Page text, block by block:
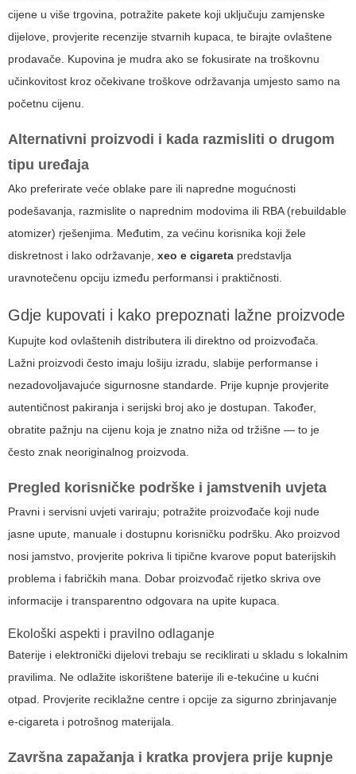
cijene u više trgovina, potražite pakete koji uključuju zamjenske
dijelove, provjerite recenzije stvarnih kupaca, te birajte ovlaštene
prodavače. Kupovina je mudra ako se fokusirate na troškovnu
učinkovitost kroz očekivane troškove održavanja umjesto samo na
početnu cijenu.
Alternativni proizvodi i kada razmisliti o drugom
tipu uređaja
Ako preferirate veće oblake pare ili napredne mogućnosti
podešavanja, razmislite o naprednim modovima ili RBA (rebuildable
atomizer) rješenjima. Međutim, za većinu korisnika koji žele
diskretnost i lako održavanje, xeo e cigareta predstavlja
uravnotečenu opciju između performansi i praktičnosti.
Gdje kupovati i kako prepoznati lažne proizvode
Kupujte kod ovlaštenih distributera ili direktno od proizvođača.
Lažni proizvodi često imaju lošiju izradu, slabije performanse i
nezadovoljavajuće sigurnosne standarde. Prije kupnje provjerite
autentičnost pakiranja i serijski broj ako je dostupan. Također,
obratite pažnju na cijenu koja je znatno niža od tržišne — to je
često znak neoriginalnog proizvoda.
Pregled korisničke podrške i jamstvenih uvjeta
Pravni i servisni uvjeti variraju; potražite proizvođače koji nude
jasne upute, manuale i dostupnu korisničku podršku. Ako proizvod
nosi jamstvo, provjerite pokriva li tipične kvarove poput baterijskih
problema i fabričkih mana. Dobar proizvođač rijetko skriva ove
informacije i transparentno odgovara na upite kupaca.
Ekološki aspekti i pravilno odlaganje
Baterije i elektronički dijelovi trebaju se reciklirati u skladu s lokalnim
pravilima. Ne odlažite iskorištene baterije ili e-tekućine u kućni
otpad. Provjerite reciklažne centre i opcije za sigurno zbrinjavanje
e-cigareta i potrošnog materijala.
Završna zapažanja i kratka provjera prije kupnje